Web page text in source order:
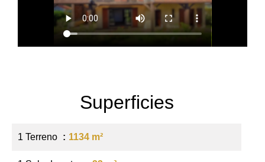
Superficies
1 Terreno 1134 m²